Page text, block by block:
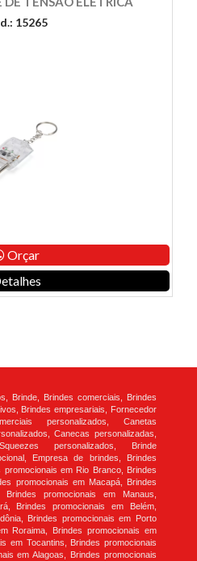
15265
Orçar
Brinde, Brindes comerciais, Brindes
Brindes empresariais, Fornecedor
personalizados, Canetas
Canecas personalizadas,
personalizados, Brinde
Empresa de brindes, Brindes
em Rio Branco, Brindes
promocionais em Macapá, Brindes
promocionais em Manaus,
Brindes promocionais em Belém,
Brindes promocionais em Porto
Roraima, Brindes promocionais em
em Tocantins, Brindes promocionais
em Alagoas, Brindes promocionais